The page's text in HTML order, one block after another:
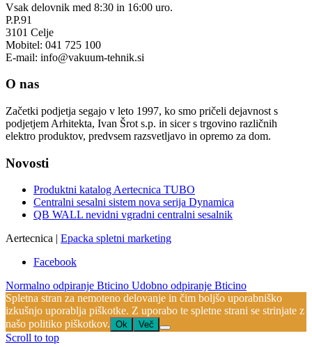
Vsak delovnik med 8:30 in 16:00 uro.
P.P.91
3101 Celje
Mobitel: 041 725 100
E-mail: info@vakuum-tehnik.si
O nas
Začetki podjetja segajo v leto 1997, ko smo pričeli dejavnost s
podjetjem Arhitekta, Ivan Šrot s.p. in sicer s trgovino različnih
elektro produktov, predvsem razsvetljavo in opremo za dom.
Novosti
Produktni katalog Aertecnica TUBO
Centralni sesalni sistem nova serija Dynamica
QB WALL nevidni vgradni centralni sesalnik
Aertecnica | Epacka spletni marketing
Facebook
Normalno odpiranje Bticino Udobno odpiranje Bticino
Spletna stran za nemoteno delovanje in čim boljšo uporabniško
izkušnjo uporablja piškotke. Z uporabo te spletne strani se strinjate z
našo politiko piškotkov. Ok Več
Scroll to top